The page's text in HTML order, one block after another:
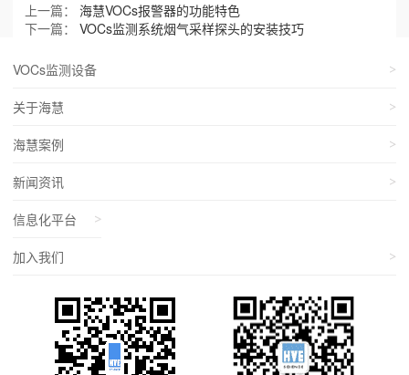
上一篇：海慧VOCs报警器的功能特色
下一篇：VOCs监测系统烟气采样探头的安装技巧
VOCs监测设备
关于海慧
海慧案例
新闻资讯
信息化平台
加入我们